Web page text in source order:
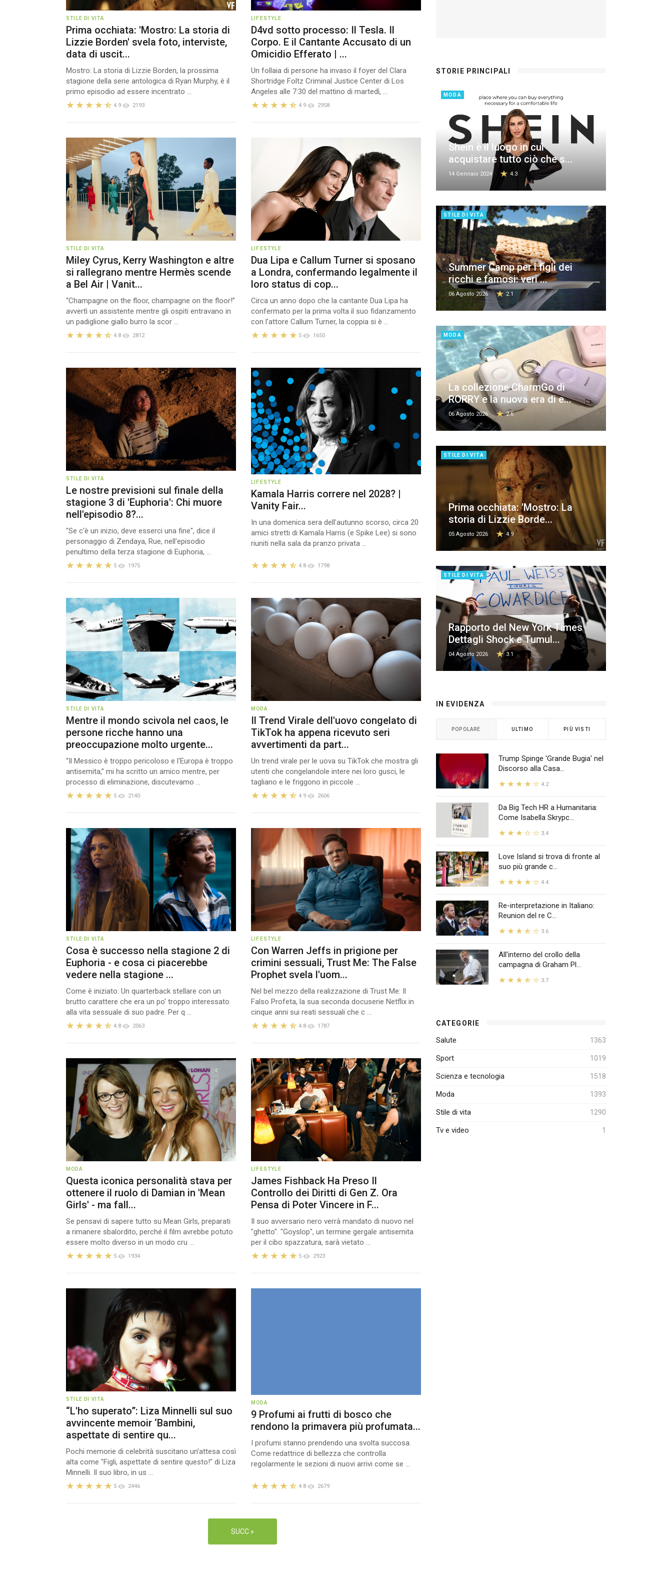
STILE DI VITA
Prima occhiata: 'Mostro: La storia di
Lizzie Borden' svela foto, interviste,
data di uscit...
Mostro: La storia di Lizzie Borden, la prossima
stagione della serie antologica di Ryan Murphy, è il
primo episodio ad essere incentrato ...
4.9 2193
LIFESTYLE
D4vd sotto processo: Il Tesla. Il
Corpo. E il Cantante Accusato di un
Omicidio Efferato | ...
Un follaia di persone ha invaso il foyer del Clara
Shortridge Foltz Criminal Justice Center di Los
Angeles alle 7:30 del mattino di martedì, ...
4.9 2958
STILE DI VITA
Miley Cyrus, Kerry Washington e altre
si rallegrano mentre Hermès scende
a Bel Air | Vanit...
“Champagne on the floor, champagne on the floor!”
avvertì un assistente mentre gli ospiti entravano in
un padiglione giallo burro la scor ...
4.8 2812
LIFESTYLE
Dua Lipa e Callum Turner si sposano
a Londra, confermando legalmente il
loro status di cop...
Circa un anno dopo che la cantante Dua Lipa ha
confermato per la prima volta il suo fidanzamento
con l'attore Callum Turner, la coppia si è ...
5 1650
STILE DI VITA
Le nostre previsioni sul finale della
stagione 3 di 'Euphoria': Chi muore
nell'episodio 8?...
"Se c'è un inizio, deve esserci una fine", dice il
personaggio di Zendaya, Rue, nell'episodio
penultimo della terza stagione di Euphoria, ...
5 1975
LIFESTYLE
Kamala Harris correre nel 2028? |
Vanity Fair...
In una domenica sera dell'autunno scorso, circa 20
amici stretti di Kamala Harris (e Spike Lee) si sono
riuniti nella sala da pranzo privata ...
4.8 1798
STILE DI VITA
Mentre il mondo scivola nel caos, le
persone ricche hanno una
preoccupazione molto urgente...
“Il Messico è troppo pericoloso e l'Europa è troppo
antisemita,” mi ha scritto un amico mentre, per
processo di eliminazione, discutevamo ...
5 2140
MODA
Il Trend Virale dell'uovo congelato di
TikTok ha appena ricevuto seri
avvertimenti da part...
Un trend virale per le uova su TikTok che mostra gli
utenti che congelandole intere nei loro gusci, le
tagliano e le friggono in piccole ...
4.9 2606
STILE DI VITA
Cosa è successo nella stagione 2 di
Euphoria - e cosa ci piacerebbe
vedere nella stagione ...
Come è iniziato: Un quarterback stellare con un
brutto carattere che era un po' troppo interessato
alla vita sessuale di suo padre. Per q ...
4.8 2063
LIFESTYLE
Con Warren Jeffs in prigione per
crimini sessuali, Trust Me: The False
Prophet svela l'uom...
Nel bel mezzo della realizzazione di Trust Me: Il
Falso Profeta, la sua seconda docuserie Netflix in
cinque anni sui reati sessuali che c ...
4.8 1787
MODA
Questa iconica personalità stava per
ottenere il ruolo di Damian in 'Mean
Girls' - ma fall...
Se pensavi di sapere tutto su Mean Girls, preparati
a rimanere sbalordito, perché il film avrebbe potuto
essere molto diverso in un modo cru ...
5 1934
LIFESTYLE
James Fishback Ha Preso Il
Controllo dei Diritti di Gen Z. Ora
Pensa di Poter Vincere in F...
Il suo avversario nero verrà mandato di nuovo nel
"ghetto". "Goyslop", un termine gergale antisemita
per il cibo spazzatura, sarà vietato ...
5 2923
STILE DI VITA
“L'ho superato”: Liza Minnelli sul suo
avvincente memoir ‘Bambini,
aspettate di sentire qu...
Pochi memorie di celebrità suscitano un'attesa così
alta come "Figli, aspettate di sentire questo!" di Liza
Minnelli. Il suo libro, in us ...
5 2446
MODA
9 Profumi ai frutti di bosco che
rendono la primavera più profumata...
I profumi stanno prendendo una svolta succosa.
Come redattrice di bellezza che controlla
regolarmente le sezioni di nuovi arrivi come se ...
4.8 2679
SUCC »
STORIE PRINCIPALI
MODA
Shein è il luogo in cui
acquistare tutto ciò che s...
14 Gennaio 2024 4.3
STILE DI VITA
Summer Camp per i figli dei
ricchi e famosi: veri ...
06 Agosto 2026 2.1
MODA
La collezione CharmGo di
RORRY e la nuova era di e...
06 Agosto 2026 2.6
STILE DI VITA
Prima occhiata: 'Mostro: La
storia di Lizzie Borde...
05 Agosto 2026 4.9
STILE DI VITA
Rapporto del New York Times
Dettagli Shock e Tumul...
04 Agosto 2026 3.1
IN EVIDENZA
POPOLARE ULTIMO PIÙ VISTI
Trump Spinge 'Grande Bugia' nel
Discorso alla Casa...
4.2
Da Big Tech HR a Humanitaria:
Come Isabella Skrypc...
3.4
Love Island si trova di fronte al
suo più grande c...
4.4
Re-interpretazione in Italiano:
Reunion del re C...
3.6
All'interno del crollo della
campagna di Graham Pl...
3.7
CATEGORIE
Salute 1363
Sport 1019
Scienza e tecnologia 1518
Moda 1393
Stile di vita 1290
Tv e video 1